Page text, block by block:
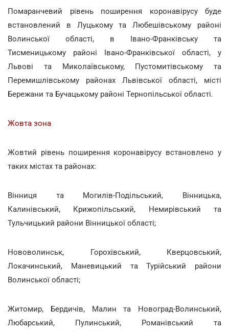
Помаранчевий рівень поширення коронавірусу буде
встановлений в Луцькому та Любешівському районі
Волинської області, в Івано-Франківську та
Тисменицькому районі Івано-Франківської області, у
Львові та Миколаївському, Пустомитівському та
Перемишлівському районах Львівської області, місті
Бережани та Бучацькому районі Тернопільської області.
Жовта зона
Жовтий рівень поширення коронавірусу встановлено у
таких містах та районах:
Вінниця та Могилів-Подільський, Вінницька,
Калинівський, Крижопільський, Немирівський та
Тульчицький райони Вінницької області;
Нововолинськ, Горохівський, Кверцовський,
Локачинський, Маневицький та Турійський райони
Волинської області;
Житомир, Бердичів, Малин та Новоград-Волинський,
Любарський, Пулинський, Романівський та